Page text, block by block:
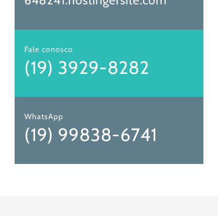
Fale conosco
(19) 3929-8282
WhatsApp
(19) 99838-6741